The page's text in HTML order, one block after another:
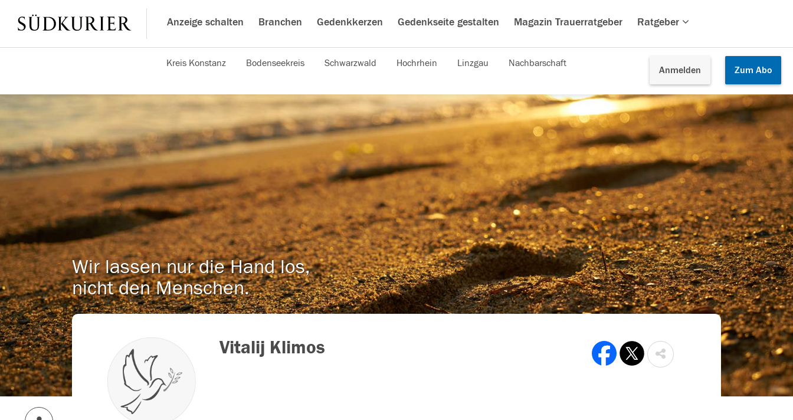
Anzeige schalten Branchen Gedenkkerzen Gedenkseite gestalten Magazin Trauerratgeber Ratgeber
Anmelden Zum Abo
Kreis Konstanz Bodenseekreis Schwarzwald Hochrhein Linzgau Nachbarschaft
Wir lassen nur die Hand los,
nicht den Menschen.
Vitalij Klimos